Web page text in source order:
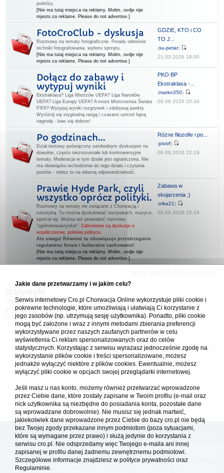
podróży.
[Nie ma tutaj miejsca na reklamy. Molim, ovdje nije
mjesto za reklame. Please do not advertise.]
FotoCroClub - dyskusja
Rozmowy na tematy fotograficzne. Porady odnośnie
techniki fotografowania, wyboru sprzętu.
[Nie ma tutaj miejsca na reklamy. Molim, ovdje nije
mjesto za reklame. Please do not advertise.]
GDZIE, KTO i CO
TO J...
(su-petar)
21.03.2026 19:00
Dołącz do zabawy i
wytypuj wyniki
Ekstraklasa? Liga Mistrzów UEFA? Liga Narodów
UEFA? Liga Europy UEFA? A może Mistrzostwa Świata
FIFA? Wytypuj wyniki rozgrywek i zdobywaj punkty.
Wyróżnij się oryginalną rangą i czasami ustrzel fajną
nagrodę - baw się dobrze!
PKO BP
Ekstraklasa -...
(marko350)
06.08.2026 20:34
Po godzinach...
Dział testowy poświęcony swobodnym dyskusjom na
dowolne, często niezrozumiałe lub kontrowersyjne
tematy. Moderacja w tym dziale jest ograniczona. Nie
ma obowiązku wchodzenia do tego działu i czytania
postów - robisz to na własną odpowiedzialność.
Różne filozofie i po...
(piotrf)
06.08.2026 22:19
Prawie Hyde Park, czyli
wszystko oprócz polityki.
Rozmowy na tematy nie związane z Chorwacją i
turystyką. Tu można dyskutować rozrywkach, muzyce,
sporcie itp. Można też prowadzić rozmowy
"ogólnotowarzyskie". Zabronione są dyskusje o
współczesnej, polskiej polityce.
Ale uwaga! Również tu obowiązuje przestrzeganie
regulaminu forum i kulturalne zachowanie!
[Nie ma tutaj miejsca na reklamy. Molim, ovdje nije
mjesto za reklame. Please do not advertise.]
Zabawa w
skojarzenia ;)
(elka21)
06.08.2026 15:19
Cro.pl przegląda142użytkowników :: 2 zidentyfikowanych, 0 ukrytych i 140
gości (dane z ostatnich 3 minut)
Najwięcej użytkowników online ( 5542) było 21.04.2026 01:12
Forum Chorwacja Online - Cro.pl
Usuń ciasteczka• Strefa czasowa: UTC + 1 (Polska - czas zimowy) [ DST
[reklama ] [
Platforma cro.pl© Chorwacja online™ wykorzystuje cookies do prawidłowego działania, te pliki
gromadzą na Twoim komputerze dane ułatwiające korzystanie z serwisu; więcej informacji w
Redakcja platformy cro.pl© Chorwacja online™ nie odpowiada za treści zamieszczone przez
użytkowników. Korzystanie z serwisu oznacza akceptację regulaminu. Serwis ma charakter
Jakie dane przetwarzamy i w jakim celu?
Serwis internetowy Cro.pl Chorwacja Online wykorzystuje pliki cookie i
pokrewne technologie, które umożliwiają i ułatwiają Ci korzystanie z
jego zasobów (np. utrzymują sesję użytkownika). Ponadto, pliki cookie
mogą być założone i wraz z innymi metodami zbierania preferencji
wykorzystywane przez naszych zaufanych partnerów w celu
wyświetlenia Ci reklam spersonalizowanych oraz do celów
statystycznych. Korzystając z serwisu wyrażasz jednocześnie zgodę na
wykorzystanie plików cookie i treści spersonalizowane, możesz
jednakże wyłączyć niektóre z plików cookies. Ewentualnie, możesz
wyłączyć pliki cookie w opcjach swojej przeglądarki internetowej.
Jeśli masz u nas konto, możemy również przetwarzać wprowadzone
przez Ciebie dane, które zostały zapisane w Twoim profilu (e-mail oraz
nick użytkownika są niezbędne do posiadania konta, pozostałe dane
są wprowadzane dobrowolnie). Nie musisz się jednak martwić,
jakiekolwiek dane wprowadzone przez Ciebie do bazy cro.pl nie będą
bez Twojej zgody przekazane innym podmiotom (poza sytuacjami,
które są wymagane przez prawo) i służą jedynie do korzystania z
serwisu cro.pl. Nie odsprzedamy więc Twojego e-maila ani innej
zapisanej w profilu danej żadnemu zewnętrznemu podmiotowi.
Szczegółowe informacje znajdziesz w polityce prywatności oraz
Regulaminie.